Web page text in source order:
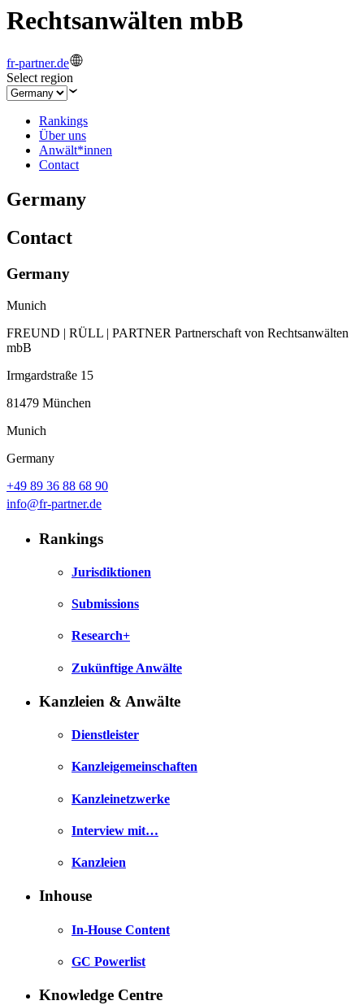
Rechtsanwälten mbB
fr-partner.de
Select region
Rankings
Über uns
Anwält*innen
Contact
Germany
Contact
Germany
Munich
FREUND | RÜLL | PARTNER Partnerschaft von Rechtsanwälten
mbB
Irmgardstraße 15
81479 München
Munich
Germany
+49 89 36 88 68 90
info@fr-partner.de
Rankings
Jurisdiktionen
Submissions
Research+
Zukünftige Anwälte
Kanzleien & Anwälte
Dienstleister
Kanzleigemeinschaften
Kanzleinetzwerke
Interview mit…
Kanzleien
Inhouse
In-House Content
GC Powerlist
Knowledge Centre